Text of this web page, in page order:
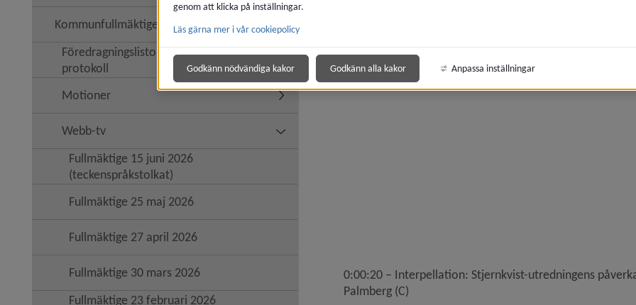
Kommunfullmäktige Undermeny för Kommunfullmäktige
Föredragningslistor, handlingar,
protokoll
Undermeny för Föredragningslistor, handlingar, protokoll
Motioner Undermeny för Motioner
Webb-tv Undermeny för Webb-tv
Fullmäktige 15 juni 2026
(teckenspråkstolkat)
Fullmäktige 25 maj 2026
Fullmäktige 27 april 2026
Fullmäktige 30 mars 2026
Fullmäktige 23 februari 2026
0:00:20 – Interpellation: Stjernkvist-utredningens
Palmberg (C)
genom att klicka på inställningar.
Läs gärna mer i vår cookiepolicy
Godkänn nödvändiga kakor Godkänn alla kakor Anpassa inställningar